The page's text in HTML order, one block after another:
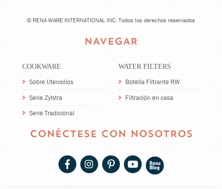
© RENA WARE INTERNATIONAL INC. Todos los derechos reservados
NAVEGAR
COOKWARE
Sobre Utensilios
Serie Zylstra
Serie Tradicional
WATER FILTERS
Botella Filtrante RW
Filtración en casa
CONÉCTESE CON NOSOTROS